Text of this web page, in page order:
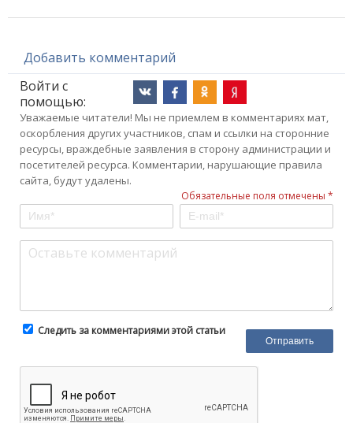
Добавить комментарий
Войти с
помощью:
Уважаемые читатели! Мы не приемлем в комментариях мат,
оскорбления других участников, спам и ссылки на сторонние
ресурсы, враждебные заявления в сторону администрации и
посетителей ресурса. Комментарии, нарушающие правила
сайта, будут удалены.
Обязательные поля отмечены *
Следить за комментариями этой статьи